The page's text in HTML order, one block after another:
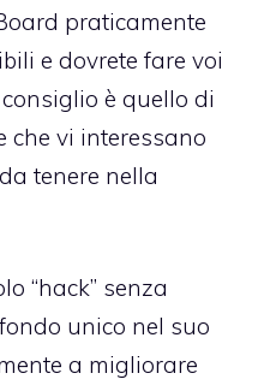
praticamente
e dovrete fare voi
è quello di
che vi interessano
tenere nella
“hack” senza
unico nel suo
a migliorare